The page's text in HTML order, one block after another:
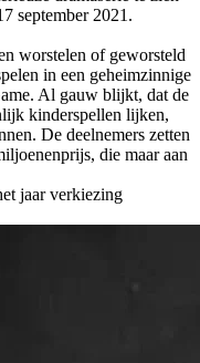
september 2021.
worstelen of geworsteld
in een geheimzinnige
Al gauw blijkt, dat de
kinderspellen lijken,
De deelnemers zetten
die maar aan
jaar verkiezing